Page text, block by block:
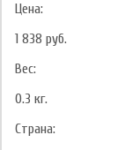
Цена:
1 838 руб.
Вес:
0.3 кг.
Страна: